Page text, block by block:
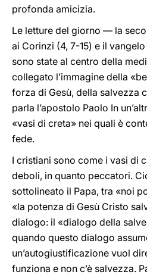
profonda amicizia.
Le letture del giorno — la
ai Corinzi (4, 7-15) e il
sono state al centro della
collegato l’immagine della
forza di Gesù, della salvezza
parla l’apostolo Paolo In
«vasi di creta» nei quali è
fede.
I cristiani sono come i vasi di
deboli, in quanto peccatori.
sottolineato il Papa, tra «noi
«la potenza di Gesù Cristo
dialogo: il «dialogo della
quando questo dialogo
un’autogiustificazione vuol
funziona e non c’è salvezza.